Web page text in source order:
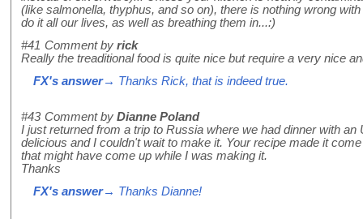
(like salmonella, thyphus, and so on), there is nothing wrong
do it all our lives, as well as breathing them in...:)
#41 Comment by rick
Really the treaditional food is quite nice but require a very nice
FX's answer→ Thanks Rick, that is indeed true.
#43 Comment by Dianne Poland
I just returned from a trip to Russia where we had dinner with
delicious and I couldn't wait to make it. Your recipe made it
that might have come up while I was making it.
Thanks
FX's answer→ Thanks Dianne!